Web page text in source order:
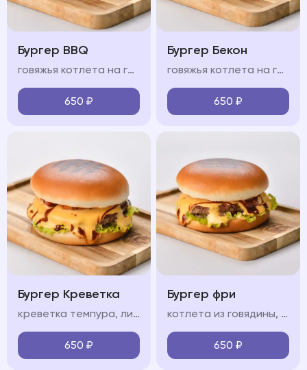
Бургер BBQ
говяжья котлета на гриле, сыр чеддер, свежие овощи, пикантный соус BBQ, мягкая булочка бриошь
650 ₽
Бургер Бекон
говяжья котлета на гриле, ломтики бекона, сыр чеддер, свежие овощи, пикантный соус, мягкая булочка бриошь
650 ₽
Бургер Креветка
креветка темпура, лист салата, красный лук, маринованный огурец, бриошь, сливочный сыр, соус, помидор
650 ₽
Бургер фри
котлета из говядины, лист салата, красный лук, маринованный огурец, соус, сыр чеддер, картофель фри
650 ₽